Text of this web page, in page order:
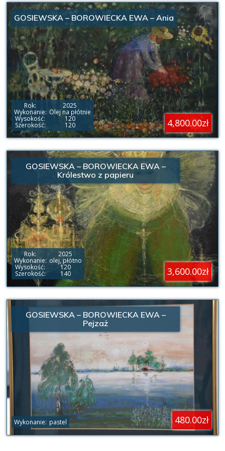
GOSIEWSKA – BOROWIECKA EWA – Ania
Rok: 2025
Wykonanie: Olej na płótnie
Wysokość: 120
Szerokość: 120 4,800.00zł
GOSIEWSKA – BOROWIECKA EWA –
Królestwo z papieru
Rok: 2025
Wykonanie: olej, płótno
Wysokość: 120
Szerokość: 140 3,600.00zł
GOSIEWSKA – BOROWIECKA EWA –
Pejzaż
Wykonanie: pastel 480.00zł